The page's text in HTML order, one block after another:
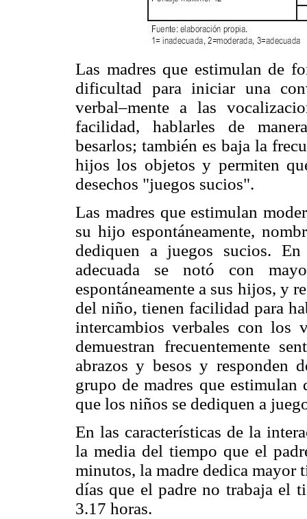
Las madres que estimulan de
dificultad para iniciar una
verbal–mente a las
facilidad, hablarles de
besarlos; también es baja la
hijos los objetos y permiten
desechos "juegos sucios".
Las madres que estimulan
su hijo espontáneamente,
dediquen a juegos sucios.
adecuada se notó con
espontáneamente a sus hijos, y
del niño, tienen facilidad para
intercambios verbales con los
demuestran frecuentemente
abrazos y besos y responden
grupo de madres que estimulan
que los niños se dediquen a
En las características de la
la media del tiempo que el
minutos, la madre dedica
días que el padre no trabaja el
3.17 horas.